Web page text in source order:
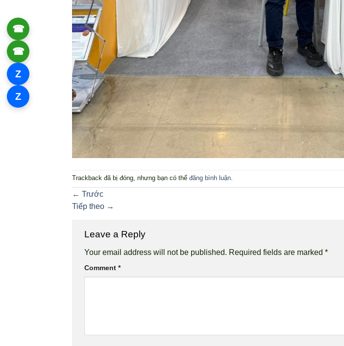
Trackback đã bị đóng, nhưng bạn có thể đăng bình luận.
← Trước
Tiếp theo →
Leave a Reply
Your email address will not be published. Required fields are marked *
Comment *
☎ 0906 061 857
☎
Z
Z